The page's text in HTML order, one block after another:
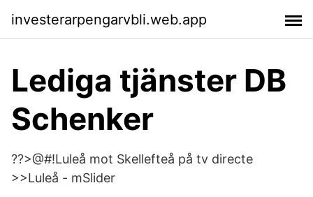
investerarpengarvbli.web.app
Lediga tjänster DB
Schenker
??>@#!Luleå mot Skellefteå på tv directe
>>Luleå - mSlider